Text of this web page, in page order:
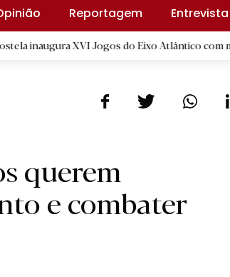
Reportagem Entrevista
Jogos do Eixo Atlântico com mais de dois mil
querem
e combater